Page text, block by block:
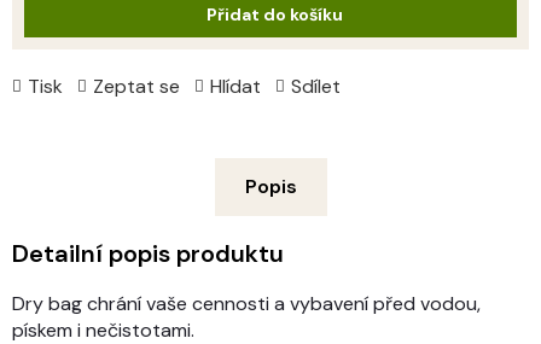
Tisk Zeptat se Hlídat Sdílet
Přidat do košíku
Popis
Detailní popis produktu
Dry bag chrání vaše cennosti a vybavení před vodou,
pískem i nečistotami.